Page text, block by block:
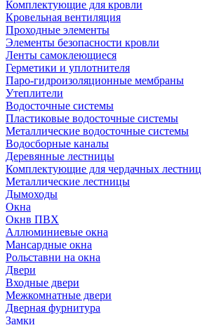
Комплектующие для кровли
Кровельная вентиляция
Проходные элементы
Элементы безопасности кровли
Ленты самоклеющиеся
Герметики и уплотнителя
Паро-гидроизоляционные мембраны
Утеплители
Водосточные системы
Пластиковые водосточные системы
Металлические водосточные системы
Водосборные каналы
Деревянные лестницы
Комплектующие для чердачных лестниц
Металлические лестницы
Дымоходы
Окна
Окнв ПВХ
Аллюминиевые окна
Мансардные окна
Рольставни на окна
Двери
Входные двери
Межкомнатные двери
Дверная фурнитура
Замки